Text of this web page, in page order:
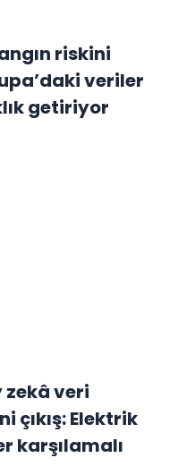
riskini
veriler
getiriyor
veri
çıkış: Elektrik
karşılamalı